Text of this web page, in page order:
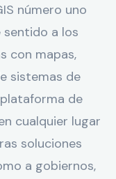
número uno
sentido a los
con mapas,
sistemas de
de
cualquier lugar
soluciones
a gobiernos,